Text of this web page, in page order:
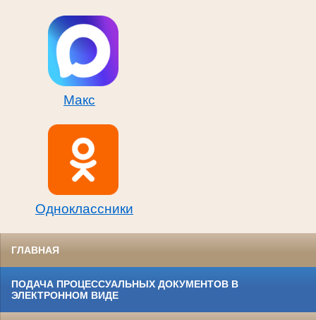
Макс
Одноклассники
ГЛАВНАЯ
ПОДАЧА ПРОЦЕССУАЛЬНЫХ ДОКУМЕНТОВ В
ЭЛЕКТРОННОМ ВИДЕ